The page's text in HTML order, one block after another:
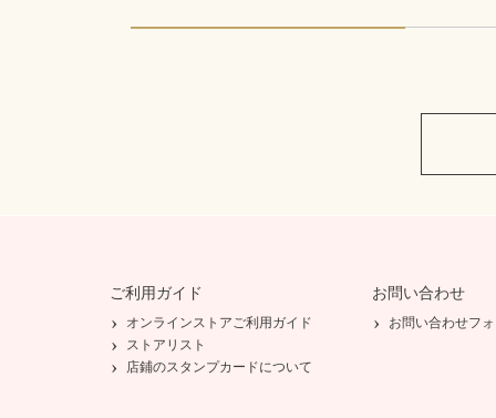
ご利用ガイド
オンラインストアご利用ガイド
ストアリスト
店鋪のスタンプカードについて
お問い合わせ
お問い合わせフ